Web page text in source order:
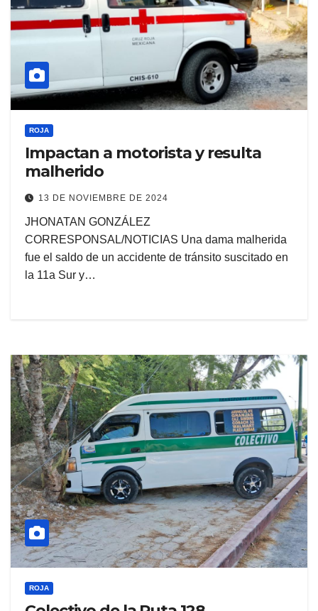
ROJA
Impactan a motorista y resulta
malherido
13 DE NOVIEMBRE DE 2024
JHONATAN GONZÁLEZ
CORRESPONSAL/NOTICIAS Una dama malherida
fue el saldo de un accidente de tránsito suscitado en
la 11a Sur y…
ROJA